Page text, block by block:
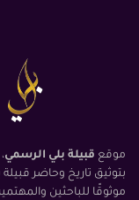
موقع قبيلة بلي الرسمي
بتوثيق تاريخ وحاضر
موثوقًا للباحثين